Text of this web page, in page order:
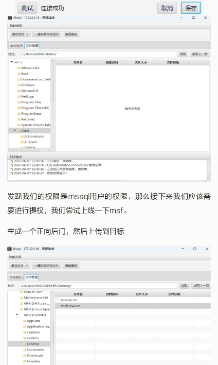
发现我们的权限是mssql用户的权限，那么接下来我们应该需
要进行提权，我们尝试上线一下msf。
生成一个正向后门，然后上传到目标